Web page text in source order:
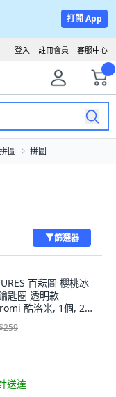
打開 App
客服中心
註冊會員
登入
圖 拼圖
篩選器
百耘圖 櫻桃冰
匙圈 透明款
酷洛米, 1個, 24
送達